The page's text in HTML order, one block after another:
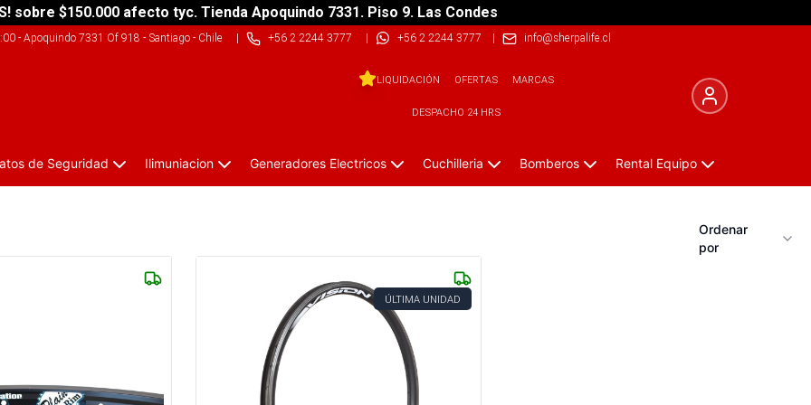
sobre $150.000 afecto tyc. Tienda Apoquindo 7331. Piso 9. Las Condes
- Apoquindo 7331 Of 918 - Santiago - Chile| +56 2 2244 3777 | +56 2 2244 3777 | info@sherpalife.cl
LIQUIDACIÓN OFERTAS MARCAS
DESPACHO 24 HRS
de Seguridad Ilimuniacion Generadores Electricos Cuchilleria Bomberos Rental Equipo
Ordenar
por
ÚLTIMA UNIDAD